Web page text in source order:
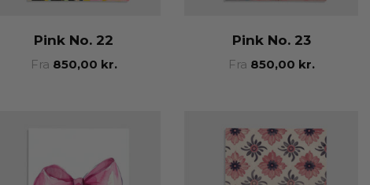
Pink No. 22
Fra 850,00 kr.
Pink No. 23
Fra 850,00 kr.